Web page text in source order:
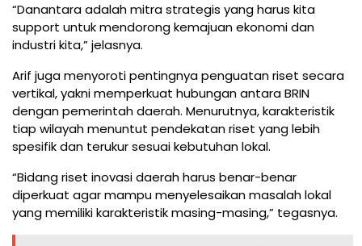
“Danantara adalah mitra strategis yang harus kita
support untuk mendorong kemajuan ekonomi dan
industri kita,” jelasnya.
Arif juga menyoroti pentingnya penguatan riset secara
vertikal, yakni memperkuat hubungan antara BRIN
dengan pemerintah daerah. Menurutnya, karakteristik
tiap wilayah menuntut pendekatan riset yang lebih
spesifik dan terukur sesuai kebutuhan lokal.
“Bidang riset inovasi daerah harus benar-benar
diperkuat agar mampu menyelesaikan masalah lokal
yang memiliki karakteristik masing-masing,” tegasnya.